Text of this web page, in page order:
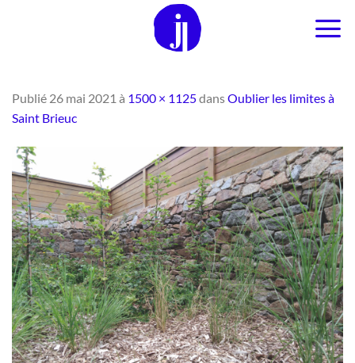
Publié 26 mai 2021 à 1500 × 1125dansOublier les limites à
Saint Brieuc